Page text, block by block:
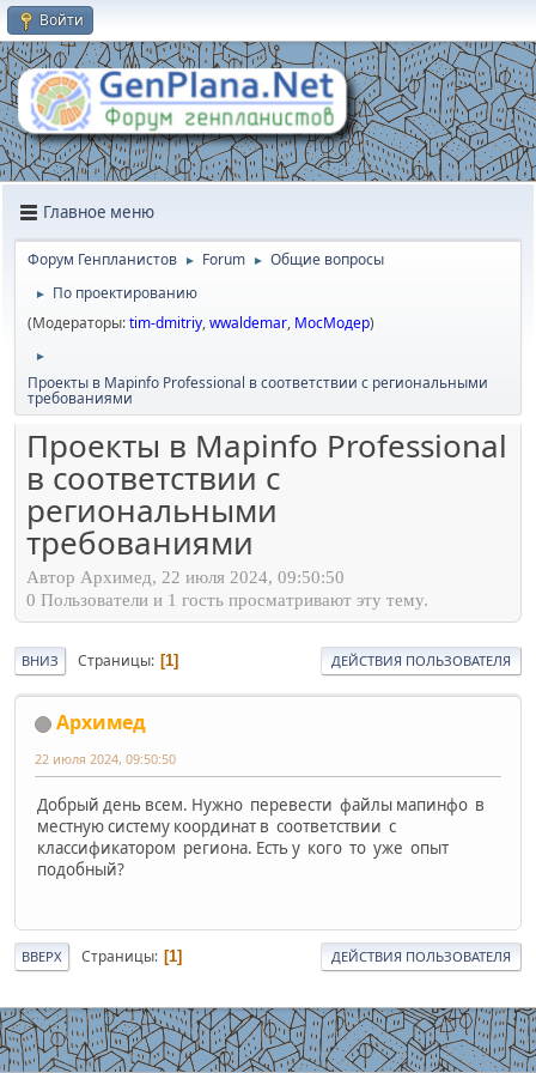
Войти
Главное меню
Форум Генпланистов ► Forum ► Общие вопросы
►
По проектированию
(Модераторы:tim-dmitriy,wwaldemar, МосМодер)
►
Проекты в Mapinfo Professional в соответствии с региональными
требованиями
Проекты в Mapinfo Professional
в соответствии с
региональными
требованиями
Автор Архимед, 22 июля 2024, 09:50:50
0 Пользователи и 1 гость просматривают эту тему.
ВНИЗ Страницы 1 ДЕЙСТВИЯ ПОЛЬЗОВАТЕЛЯ
Архимед
22 июля 2024, 09:50:50
Добрый день всем. Нужно перевести файлы мапинфо в
местную систему координат в соответствии с
классификатором региона. Есть у кого то уже опыт
подобный?
ВВЕРХ Страницы 1 ДЕЙСТВИЯ ПОЛЬЗОВАТЕЛЯ